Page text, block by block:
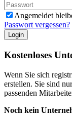
Angemeldet
Passwort vergessen?
Login
Kostenloses
Wenn Sie sich
erstellen. Sie sind
passenden
Noch kein